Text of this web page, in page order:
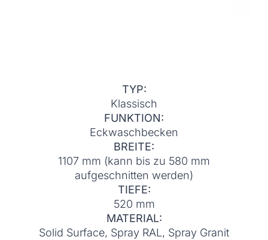
TYP:
Klassisch
FUNKTION:
Eckwaschbecken
BREITE:
1107 mm (kann bis zu 580 mm
aufgeschnitten werden)
TIEFE:
520 mm
MATERIAL:
Solid Surface, Spray RAL, Spray Granit